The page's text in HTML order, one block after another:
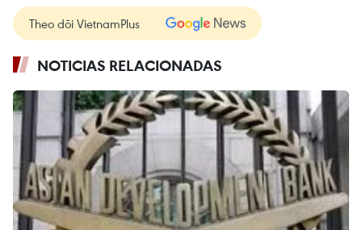
Theo dõi VietnamPlus
NOTICIAS RELACIONADAS